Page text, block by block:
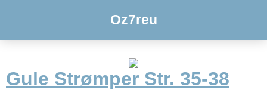
Oz7reu
Gule Strømper Str. 35-38